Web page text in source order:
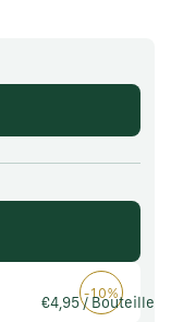
-10%
€4,95/ Bouteille